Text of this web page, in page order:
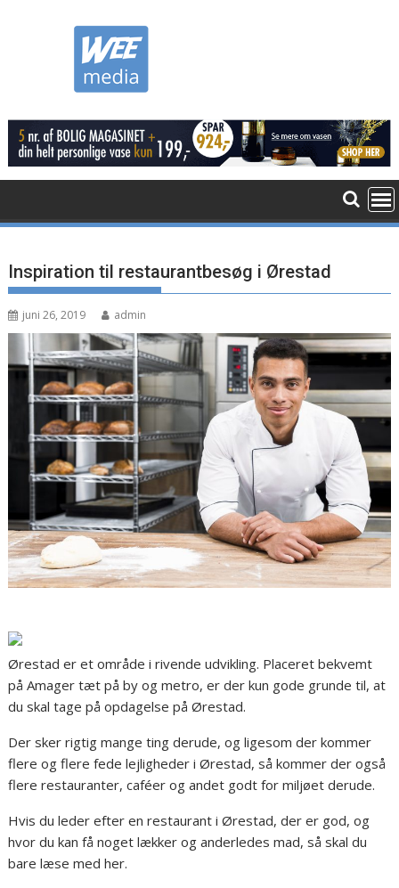
Inspiration til restaurantbesøg i Ørestad
juni 26, 2019 admin
Ørestad er et område i rivende udvikling. Placeret bekvemt
på Amager tæt på by og metro, er der kun gode grunde til, at
du skal tage på opdagelse på Ørestad.
Der sker rigtig mange ting derude, og ligesom der kommer
flere og flere fede lejligheder i Ørestad, så kommer der også
flere restauranter, caféer og andet godt for miljøet derude.
Hvis du leder efter en restaurant i Ørestad, der er god, og
hvor du kan få noget lækker og anderledes mad, så skal du
bare læse med her.